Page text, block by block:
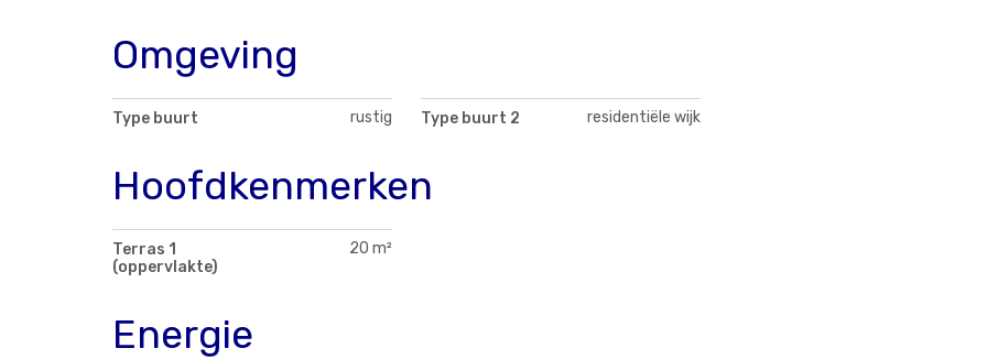
Omgeving
Type buurt rustig Type buurt 2 residentiële wijk
Hoofdkenmerken
Terras 1
(oppervlakte)
20 m²
Energie